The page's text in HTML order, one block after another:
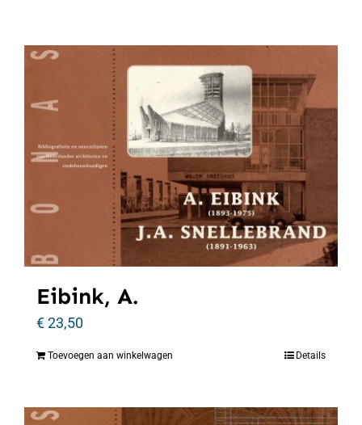
Eibink, A.
€23,50
Toevoegen aan winkelwagen Details